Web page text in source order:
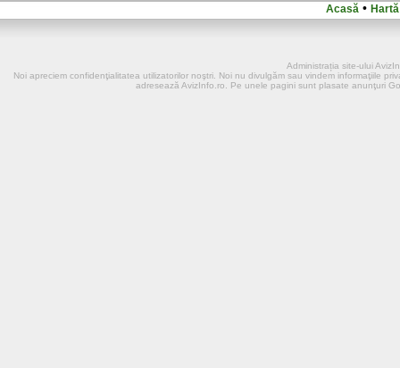
Acasă •
Administrația site-ului
Noi apreciem confidenţialitatea utilizatorilor noştri. Noi nu divulgӑm sau vindem informaţiile
adresează AvizInfo.ro. Pe unele pagini sunt plasate anunţuri